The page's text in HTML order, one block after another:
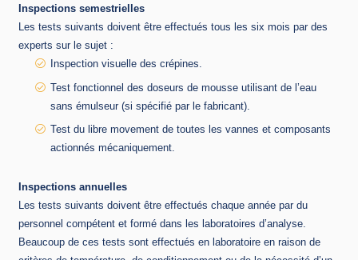
Inspections semestrielles
Les tests suivants doivent être effectués tous les six mois par des
experts sur le sujet :
Inspection visuelle des crépines.
Test fonctionnel des doseurs de mousse utilisant de l’eau
sans émulseur (si spécifié par le fabricant).
Test du libre movement de toutes les vannes et composants
actionnés mécaniquement.
Inspections annuelles
Les tests suivants doivent être effectués chaque année par du
personnel compétent et formé dans les laboratoires d’analyse.
Beaucoup de ces tests sont effectués en laboratoire en raison de